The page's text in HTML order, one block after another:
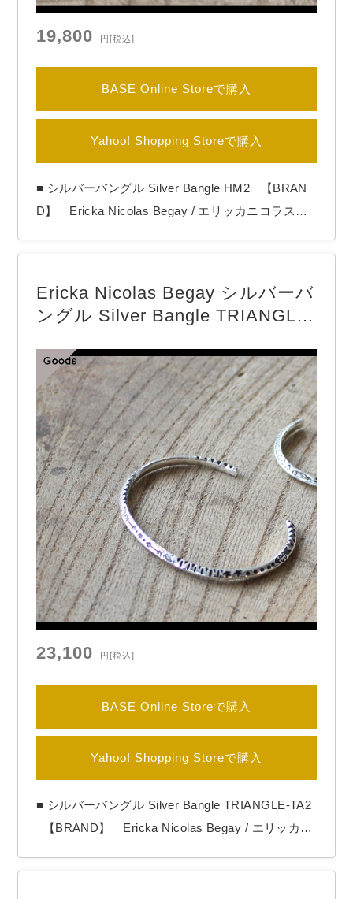
19,800 円[税込]
BASE Online Storeで購入
Yahoo! Shopping Storeで購入
■ シルバーバングル Silver Bangle HM2 【BRAN
D】 Ericka Nicolas Begay / エリッカニコラスビ
（エリッカ ニコラス ビゲイ）】 1996年生まれのナ
の塊を溶かす工程からの手作りによる…
Ericka Nicolas Begay シルバーバ
ングル Silver Bangle TRIANGLE-
23,100 円[税込]
BASE Online Storeで購入
Yahoo! Shopping Storeで購入
■ シルバーバングル Silver Bangle TRIANGLE-TA2
【BRAND】 Ericka Nicolas Begay / エリッカニ
s Begay（エリッカ ニコラス ビゲイ）】 1996年生